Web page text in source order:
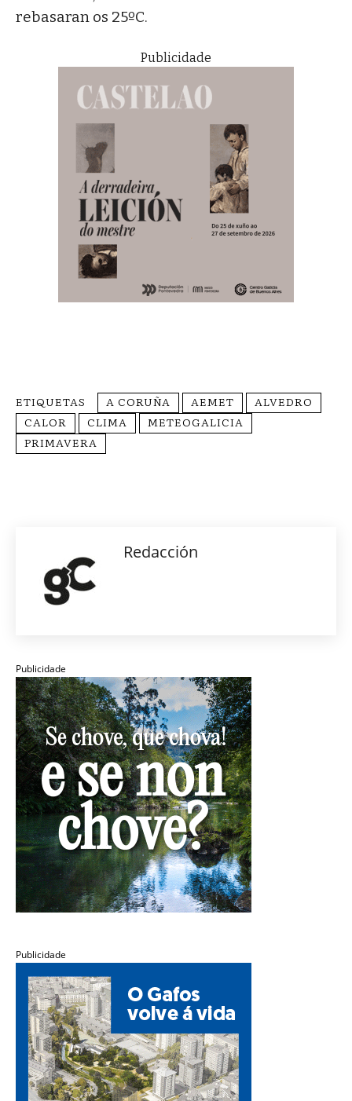
rebasaran os 25ºC.
Publicidade
ETIQUETAS A CORUÑA AEMET
ALVEDRO
CALOR
CLIMA
METEOGALICIA
PRIMAVERA
Redacción
Publicidade
Publicidade